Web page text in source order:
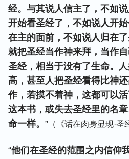
经。与其说人信主了，不如
开始看圣经了，不如说人开
在主的面前，不如说人归在
就把圣经当作神来拜，当作
圣经，相当于没有了生命。
高，甚至人把圣经看得比神
作，若摸不着神，这都可以
这本书，或失去圣经里的名
命一样。 ” （《话在肉身显现·
“他们在圣经的范围之内信仰